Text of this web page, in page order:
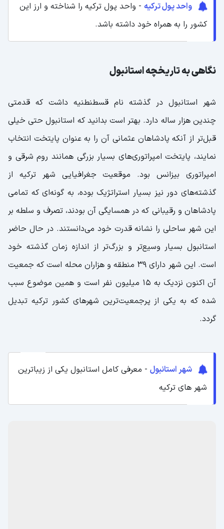
واحد پول ترکیه - واحد پول ترکیه را شناخته و ارز این
کشور را به همراه خود داشته باشد.
نگاهی به تاریخچه استانبول
شهر استانبول در گذشته نام قسطنطنیه داشت که قدمتی
چندین هزار ساله دارد. بهتر است بدانید که استانبول حتی خیلی
قبل‌‌تر از آنکه پادشاهان عثمانی آن را به عنوان پایتخت انتخاب
نمایند، پایتخت امپراتوری‌های بسیار بزرگی همانند روم شرقی و
امپراتوری بیزانس بود. موقعیت جغرافیایی شهر ترکیه از
گذشته‌های دور نیز بسیار استراتژیک بوده، به گونه‌ای که تمامی
پادشاهان و رقیبانی که در همسایگی آن بودند، تصرف و سلطه بر
این شهر ساحلی را نشانه قدرت خود می‌‌دانستند. در حال حاضر
استانبول بسیار وسیع‌تر و بزرگ‌تر از اندازه زمان گذشته خود
است. این شهر دارای 39 منطقه و هزاران محله است که جمعیت
آن اکنون نزدیک به 15 میلیون نفر است و همین موضوع سبب
شده که به یکی از پرجمعیت‌‌ترین شهرهای کشور ترکیه تبدیل
گردد.
شهر استانبول - معرفی کامل استانبول یکی از زیباترین
شهر های ترکیه